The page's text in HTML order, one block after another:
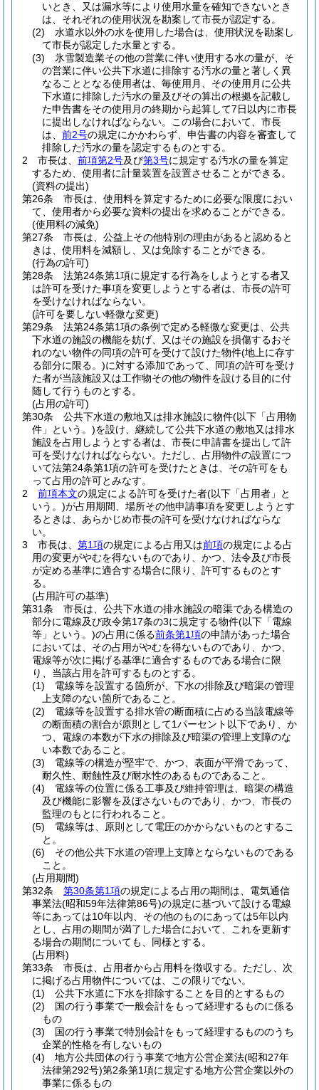
いとき、又は漏水等により使用水量を確知できないとき
は、それぞれの使用状況を勘案して市長が認定する。
(2)
水道水以外の水を使用した場合は、使用状況を勘案し
て市長が認定した水量とする。
(3)
氷雪製造業その他の営業に伴い使用する水の量が、そ
の営業に伴い公共下水道に排除する汚水の量と著しく異
なることとなる使用者は、毎使用月、その使用月に公共
下水道に排除した汚水の量及びその算出の根拠を記載し
た申告書をその使用月の終期から起算して7日以内に市長
に提出しなければならない。
この場合において、市長
は、 前2号の規定にかかわらず、申告書の内容を審査して
排除した汚水の量を認定するものとする。
2
市長は、 前項第2号及び第3号に規定する汚水の量を算定
するため、使用者に計量装置を設置させることができる。
(資料の提出)
第26条
市長は、使用料を算定するために必要な限度におい
て、使用者から必要な資料の提出を求めることができる。
(使用料の減免)
第27条
市長は、公益上その他特別の理由があると認めると
きは、使用料を減額し、又は免除することができる。
(行為の許可)
第28条
法第24条第1項に規定する行為をしようとする者又
は許可を受けた事項を変更しようとする者は、市長の許可
を受けなければならない。
(許可を要しない軽微な変更)
第29条
法第24条第1項の条例で定める軽微な変更は、公共
下水道の施設の機能を妨げ、又はその施設を損傷するおそ
れのない物件の同項の許可を受けて設けた物件(地上に存す
る部分に限る。)に対する添加であって、同項の許可を受け
た者が当該施設又は工作物その他の物件を設ける目的に付
随して行うものとする。
(占用の許可)
第30条
公共下水道の敷地又は排水施設に物件(以下「占用物
件」という。)を設け、継続して公共下水道の敷地又は排水
施設を占用しようとする者は、市長に申請書を提出して許
可を受けなければならない。 ただし、占用物件の設置につ
いて法第24条第1項の許可を受けたときは、その許可をも
って占用の許可とみなす。
2
前項本文の規定による許可を受けた者(以下「占用者」と
いう。)が占用期間、場所その他申請事項を変更しようとす
るときは、あらかじめ市長の許可を受けなければならな
い。
3
市長は、 第1項の規定による占用又は前項の規定による占
用の変更がやむを得ないものであり、かつ、法令及び市長
が定める基準に適合する場合に限り、許可するものとす
る。
(占用許可の基準)
第31条
市長は、公共下水道の排水施設の暗渠である構造の
部分に電線及び政令第17条の3に規定する物件(以下「電線
等」という。)の占用に係る前条第1項の申請があった場合
においては、その占用がやむを得ないものであり、かつ、
電線等が次に掲げる基準に適合するものである場合に限
り、当該占用を許可するものとする。
(1)
電線等を設置する箇所が、下水の排除及び暗渠の管理
上支障のない箇所であること。
(2)
電線等を設置する排水管の断面積に占める当該電線等
の断面積の割合が原則として1パーセント以下であり、か
つ、電線の本数が下水の排除及び暗渠の管理上支障のな
い本数であること。
(3)
電線等の構造が堅牢で、かつ、表面が平滑であって、
耐久性、耐蝕性及び耐水性のあるものであること。
(4)
電線等の位置に係る工事及び維持管理は、暗渠の構造
及び機能に影響を及ぼさないものであり、かつ、市長の
監理のもとに行われること。
(5)
電線等は、原則として電圧のかからないものとするこ
と。
(6)
その他公共下水道の管理上支障とならないものである
こと。
(占用期間)
第32条
第30条第1項の規定による占用の期間は、電気通信
事業法(昭和59年法律第86号)の規定に基づいて設ける電線
等にあっては10年以内、その他のものにあっては5年以内
とし、占用の期間が満了した場合において、これを更新す
る場合の期間についても、同様とする。
(占用料)
第33条
市長は、占用者から占用料を徴収する。 ただし、次
に掲げる占用物件については、この限りでない。
(1)
公共下水道に下水を排除することを目的とするもの
(2)
国の行う事業で一般会計をもって経理するものに係る
もの
(3)
国の行う事業で特別会計をもって経理するもののうち
企業的性格を有しないもの
(4)
地方公共団体の行う事業で地方公営企業法(昭和27年
法律第292号)第2条第1項に規定する地方公営企業以外の
事業に係るもの